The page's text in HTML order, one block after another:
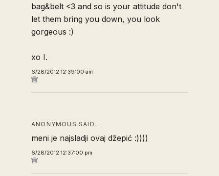
bag&belt <3 and so is your attitude don't
let them bring you down, you look
gorgeous :)
xo I.
6/28/2012 12:39:00 am
ANONYMOUS SAID…
meni je najsladji ovaj džepić :))))
6/28/2012 12:37:00 pm